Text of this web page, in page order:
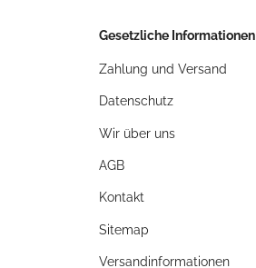
Gesetzliche Informationen
Zahlung und Versand
Datenschutz
Wir über uns
AGB
Kontakt
Sitemap
Versandinformationen